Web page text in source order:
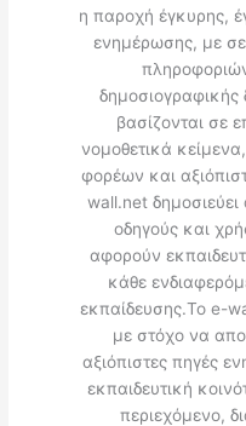
η παροχή έγκυρης,
ενημέρωσης, με
δημοσιογραφικής
βασίζονται σε
νομοθετικά
φορέων και
wall.net
οδηγούς και
αφορούν
κάθε
εκπαίδευσης.Το e-
με στόχο να
αξιόπιστες πηγές
εκπαιδευτική
περιεχόμενο,